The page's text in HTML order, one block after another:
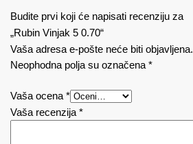
Budite prvi koji će napisati recenziju za
„Rubin Vinjak 5 0.70“
Vaša adresa e-pošte neće biti objavljena.
Neophodna polja su označena*
Vaša ocena *
Vaša recenzija *